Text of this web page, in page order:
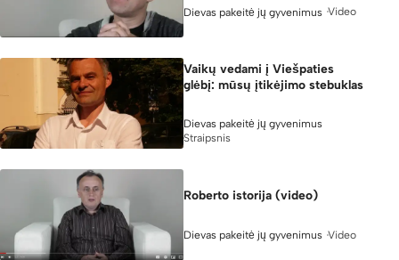
Dievas pakeitė jų gyvenimus Video
Vaikų vedami į Viešpaties
glėbį: mūsų įtikėjimo stebuklas
Dievas pakeitė jų gyvenimus
Straipsnis
Roberto istorija (video)
Dievas pakeitė jų gyvenimus Video